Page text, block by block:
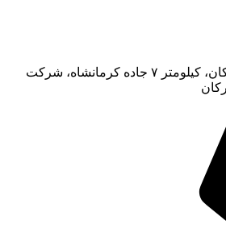
همدان، شهرستان تویسرکان، کیلومتر ۷ جاده کرمانشاه، شرکت